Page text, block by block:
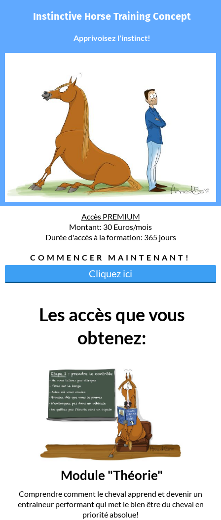
Instinctive Horse Training Concept
Apprivoisez l'instinct!
Accès PREMIUM
Montant: 30 Euros/mois
Durée d'accès à la formation: 365 jours
COMMENCER MAINTENANT!
Cliquez ici
Les accès que vous
obtenez:
Module "Théorie"
Comprendre comment le cheval apprend et devenir un
entraineur performant qui met le bien être du cheval en
priorité absolue!